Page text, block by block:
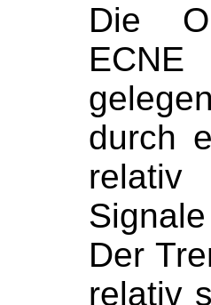
Die
durch
relativ
Der
relativ